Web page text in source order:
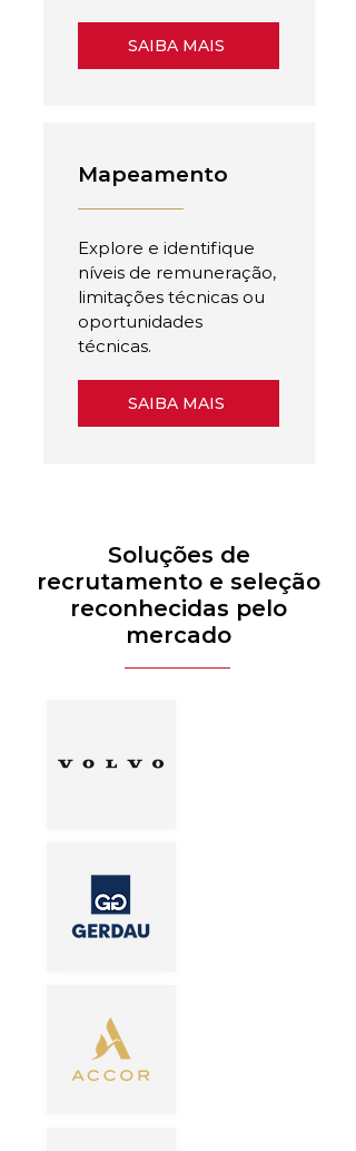
SAIBA MAIS
Mapeamento
Explore e identifique
níveis de remuneração,
limitações técnicas ou
oportunidades
técnicas.
SAIBA MAIS
Soluções de
recrutamento e seleção
reconhecidas pelo
mercado